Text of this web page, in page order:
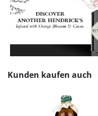
Produktgalerie überspringen
Kunden kaufen auch